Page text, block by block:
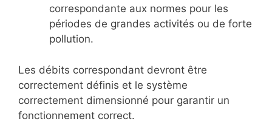
correspondante aux normes pour les
périodes de grandes activités ou de forte
pollution.
Les débits correspondant devront être
correctement définis et le système
correctement dimensionné pour garantir un
fonctionnement correct.